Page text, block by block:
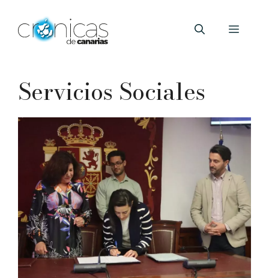
contenido
Menú
Servicios Sociales